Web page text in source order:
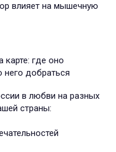
влияет на мышечную
где оно
него добраться
в любви на разных
страны: